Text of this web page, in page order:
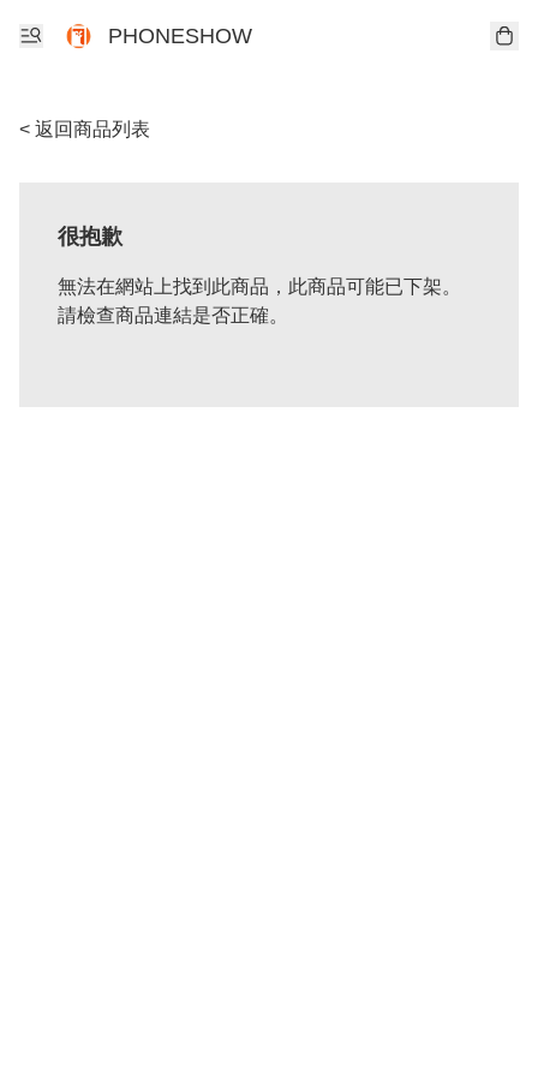
PHONESHOW
< 返回商品列表
很抱歉
無法在網站上找到此商品，此商品可能已下架。
請檢查商品連結是否正確。